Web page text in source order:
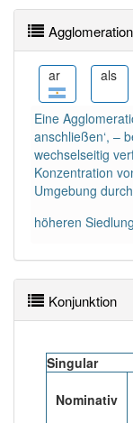
Wörter, die
Artikel:die.
DER:21
DIE:2 809
DAS:114
Häufigkeit: 4
Wörter mit
anderen
ar als
Eine
anschließen‘, –
wechselseitig
Konzentration
Umgebung
höheren
Konjunktion
Singular
Nominativ